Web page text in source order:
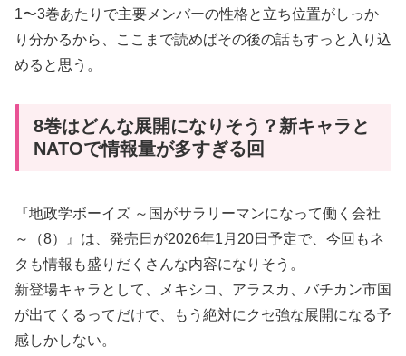
1〜3巻あたりで主要メンバーの性格と立ち位置がしっか
り分かるから、ここまで読めばその後の話もすっと入り込
めると思う。
8巻はどんな展開になりそう？新キャラと
NATOで情報量が多すぎる回
『地政学ボーイズ ～国がサラリーマンになって働く会社
～（8）』は、発売日が2026年1月20日予定で、今回もネ
タも情報も盛りだくさんな内容になりそう。
新登場キャラとして、メキシコ、アラスカ、バチカン市国
が出てくるってだけで、もう絶対にクセ強な展開になる予
感しかしない。